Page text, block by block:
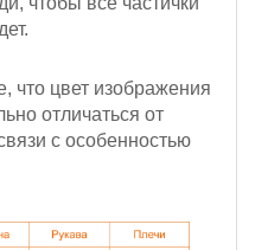
цвет изображения
отличаться от
с особенностью